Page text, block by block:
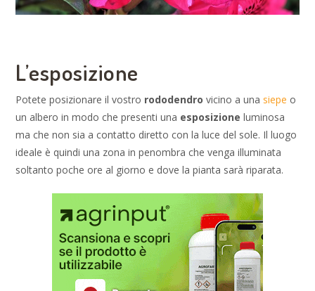
L’esposizione
Potete posizionare il vostro rododendrovicino a una siepe o
un albero in modo che presenti una esposizione luminosa
ma che non sia a contatto diretto con la luce del sole. Il luogo
ideale è quindi una zona in penombra che venga illuminata
soltanto poche ore al giorno e dove la pianta sarà riparata.